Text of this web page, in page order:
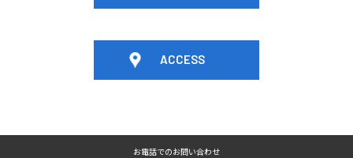
ACCESS
お電話でのお問い合わせ